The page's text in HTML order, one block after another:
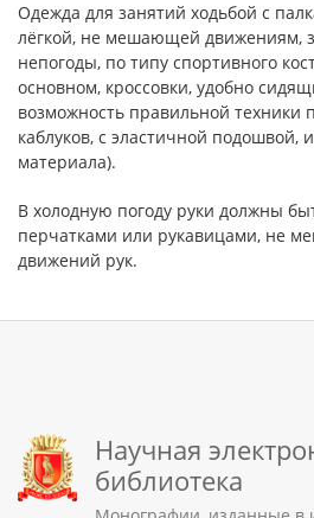
Одежда для занятий ходьбой с
лёгкой, не мешающей
непогоды, по типу спортивного
основном, кроссовки, удобно
возможность правильной техники
каблуков, с эластичной подошвой,
материала).
В холодную погоду руки должны
перчатками или рукавицами, не
движений рук.
Научная
библиотека